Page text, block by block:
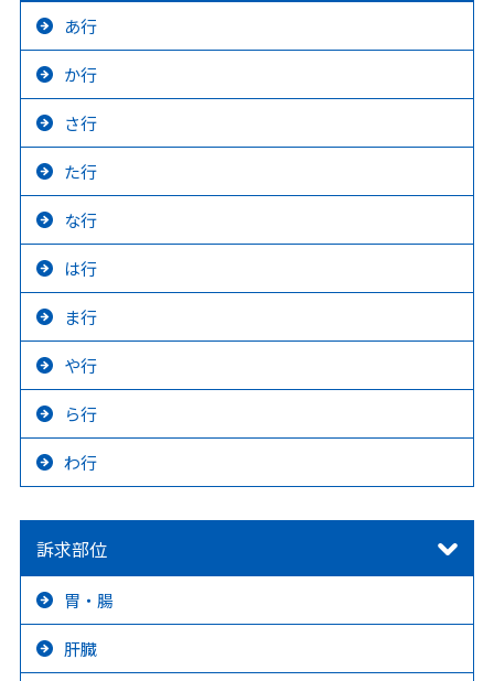
あ行
か行
さ行
た行
な行
は行
ま行
や行
ら行
わ行
訴求部位
胃・腸
肝臓